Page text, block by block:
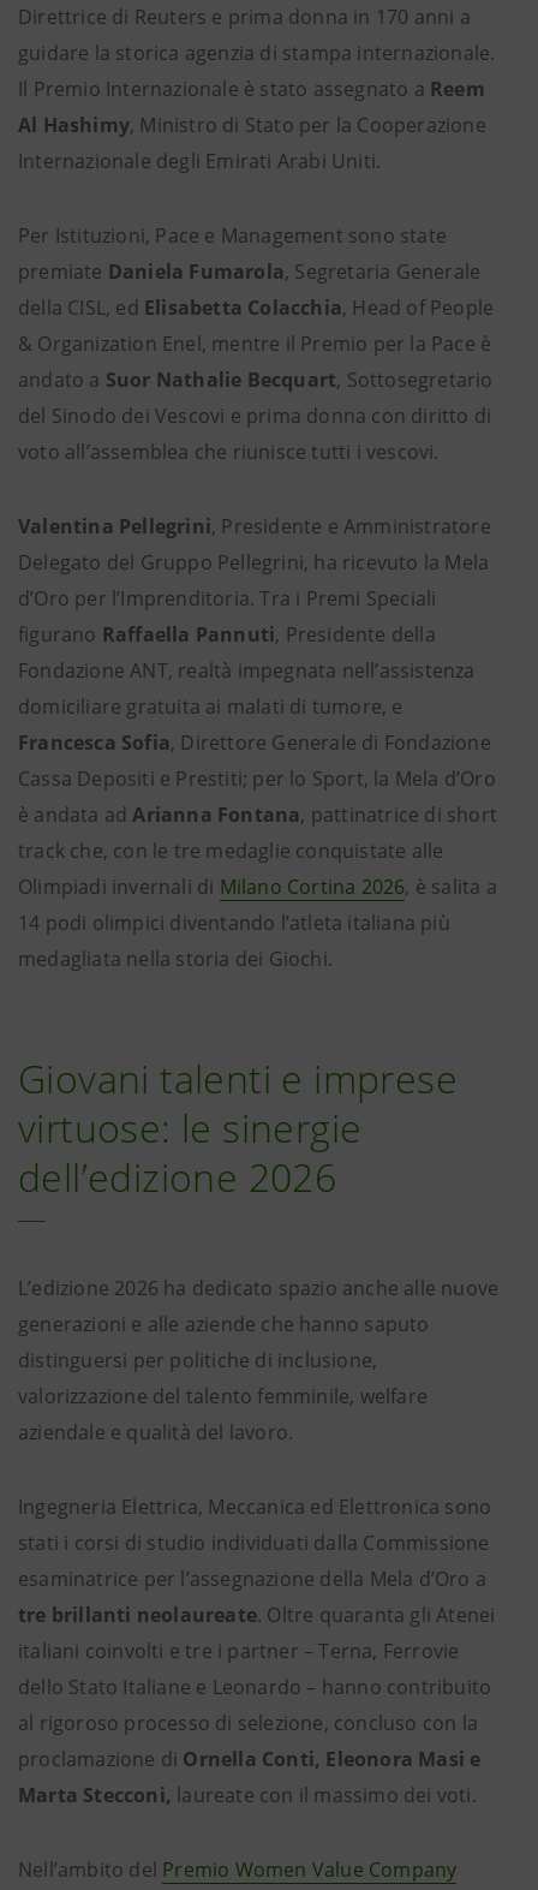
Direttrice di Reuters e prima donna in 170 anni a
guidare la storica agenzia di stampa internazionale.
Il Premio Internazionale è stato assegnato a Reem
Al Hashimy, Ministro di Stato per la Cooperazione
Internazionale degli Emirati Arabi Uniti.
Per Istituzioni, Pace e Management sono state
premiate Daniela Fumarola, Segretaria Generale
della CISL, ed Elisabetta Colacchia, Head of People
& Organization Enel, mentre il Premio per la Pace è
andato a Suor Nathalie Becquart, Sottosegretario
del Sinodo dei Vescovi e prima donna con diritto di
voto all’assemblea che riunisce tutti i vescovi.
Valentina Pellegrini, Presidente e Amministratore
Delegato del Gruppo Pellegrini, ha ricevuto la Mela
d’Oro per l’Imprenditoria. Tra i Premi Speciali
figurano Raffaella Pannuti, Presidente della
Fondazione ANT, realtà impegnata nell’assistenza
domiciliare gratuita ai malati di tumore, e
Francesca Sofia, Direttore Generale di Fondazione
Cassa Depositi e Prestiti; per lo Sport, la Mela d’Oro
è andata adArianna Fontana, pattinatrice di short
track che, con le tre medaglie conquistate alle
Olimpiadi invernali di Milano Cortina 2026, è salita a
14 podi olimpici diventando l’atleta italiana più
medagliata nella storia dei Giochi.
Giovani talenti e imprese
virtuose: le sinergie
dell’edizione 2026
L’edizione 2026 ha dedicato spazio anche alle nuove
generazioni e alle aziende che hanno saputo
distinguersi per politiche di inclusione,
valorizzazione del talento femminile, welfare
aziendale e qualità del lavoro.
Ingegneria Elettrica, Meccanica ed Elettronica sono
stati i corsi di studio individuati dalla Commissione
esaminatrice per l’assegnazione della Mela d’Oro a
tre brillanti neolaureate. Oltre quaranta gli Atenei
italiani coinvolti e tre i partner – Terna, Ferrovie
dello Stato Italiane e Leonardo – hanno contribuito
al rigoroso processo di selezione, concluso con la
proclamazione di Ornella Conti, Eleonora Masi e
Marta Stecconi, laureate con il massimo dei voti.
Nell’ambito del Premio Women Value Company